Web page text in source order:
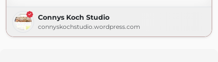
Connys Koch Studio
connyskochstudio.wordpress.com